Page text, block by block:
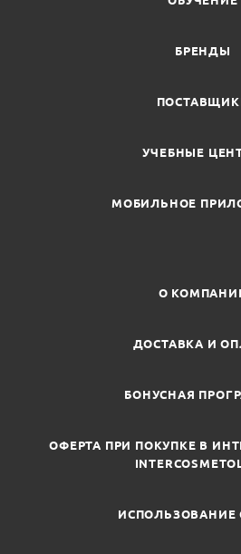
БРЕНДЫ
УЧЕБНЫЕ
МОБИЛЬНОЕ
О
ДОСТАВКА И
БОНУСНАЯ
ОФЕРТА ПРИ ПОКУПКЕ В
ИСПОЛЬЗОВАНИЕ